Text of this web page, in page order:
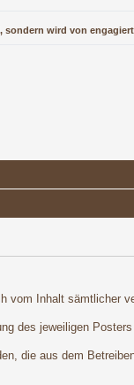
wird von
vom Inhalt sämtlicher
des jeweiligen Posters
die aus dem